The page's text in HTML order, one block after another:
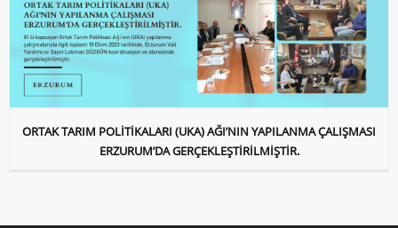
ORTAK TARIM POLİTİKALARI (UKA) AĞI’NIN YAPILANMA ÇALIŞMASI
ERZURUM’DA GERÇEKLEŞTİRİLMİŞTİR.